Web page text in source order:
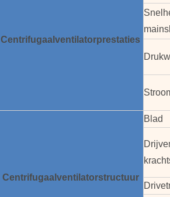
Centrifugaalventilatorprestaties
Centrifugaalventilatorstructuur
Blad